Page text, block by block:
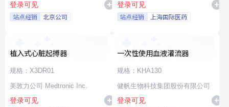
登录可见
站点经销 北京公司
登录可见
站点经销 上海国际医药
植入式心脏起搏器
规格：X3DR01
美敦力公司 Medtronic Inc.
登录可见
一次性使用血液灌流器
规格：KHA130
健帆生物科技集团股份有限公司
登录可见